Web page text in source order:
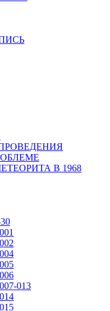
В 1968
013